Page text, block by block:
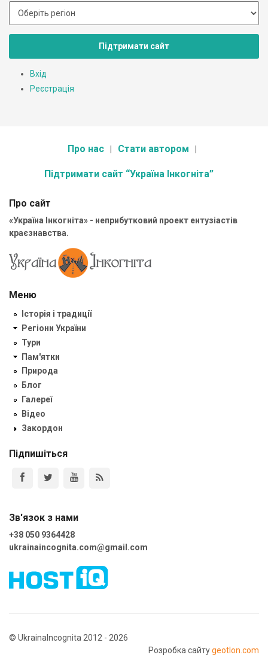
Підтримати сайт
Вхід
Реєстрація
Про нас Стати автором
Підтримати сайт “Україна Інкогніта”
Про сайт
«Україна Інкогніта» - неприбутковий проект ентузіастів
краєзнавства.
Меню
Історія і традиції
Регіони України
Тури
Пам'ятки
Природа
Блог
Галереї
Відео
Закордон
Підпишіться
Зв'язок з нами
+38 050 9364428
ukrainaincognita.com@gmail.com
© UkrainaIncognita 2012 - 2026
Розробка сайтуgeotlon.com